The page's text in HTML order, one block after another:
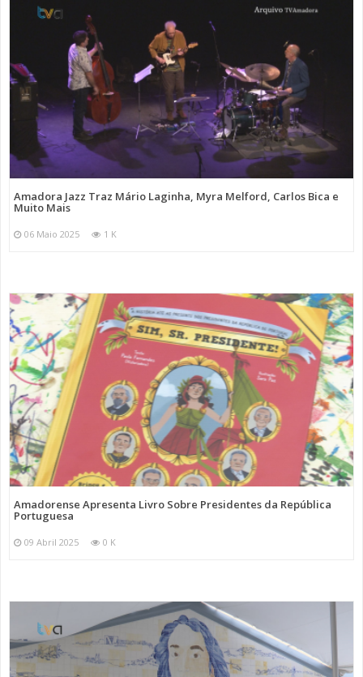
Amadora Jazz Traz Mário Laginha, Myra Melford, Carlos Bica e
Muito Mais
06 Maio 2025 1 K
Amadorense Apresenta Livro Sobre Presidentes da República
Portuguesa
09 Abril 2025 0 K